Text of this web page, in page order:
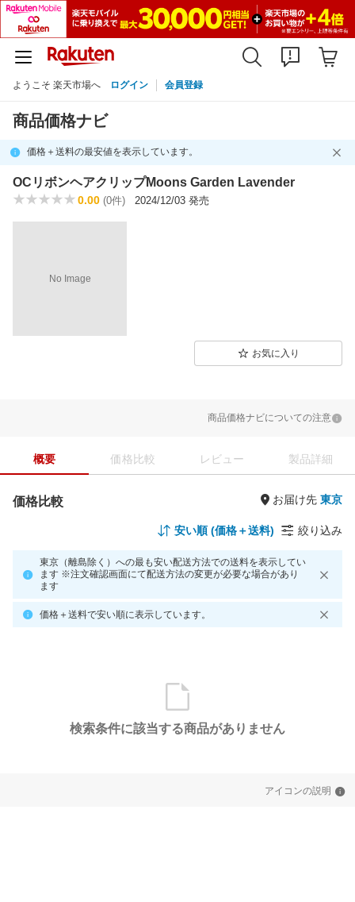
ようこそ 楽天市場へ ログイン 会員登録
商品価格ナビ
価格＋送料の最安値を表示しています。
OCリボンヘアクリップMoons Garden Lavender
0.00 (0件) 2024/12/03 発売
No Image
お気に入り
商品価格ナビについての注意
概要 価格比較 レビュー 製品詳細
価格比較 お届け先
安い順 (価格＋送料) 絞り込み
東京（離島除く）への最も安い配送方法での送料を表示してい
ます ※注文確認画面にて配送方法の変更が必要な場合があり
ます
価格＋送料で安い順に表示しています。
検索条件に該当する商品がありません
アイコンの説明